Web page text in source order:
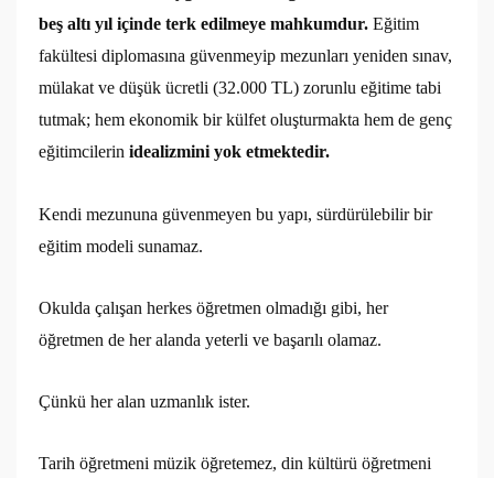
beş altı yıl içinde terk edilmeye mahkumdur. Eğitim
fakültesi diplomasına güvenmeyip mezunları yeniden sınav,
mülakat ve düşük ücretli (32.000 TL) zorunlu eğitime tabi
tutmak; hem ekonomik bir külfet oluşturmakta hem de genç
eğitimcilerin idealizmini yok etmektedir.
Kendi mezununa güvenmeyen bu yapı, sürdürülebilir bir
eğitim modeli sunamaz.
Okulda çalışan herkes öğretmen olmadığı gibi, her
öğretmen de her alanda yeterli ve başarılı olamaz.
Çünkü her alan uzmanlık ister.
Tarih öğretmeni müzik öğretemez, din kültürü öğretmeni